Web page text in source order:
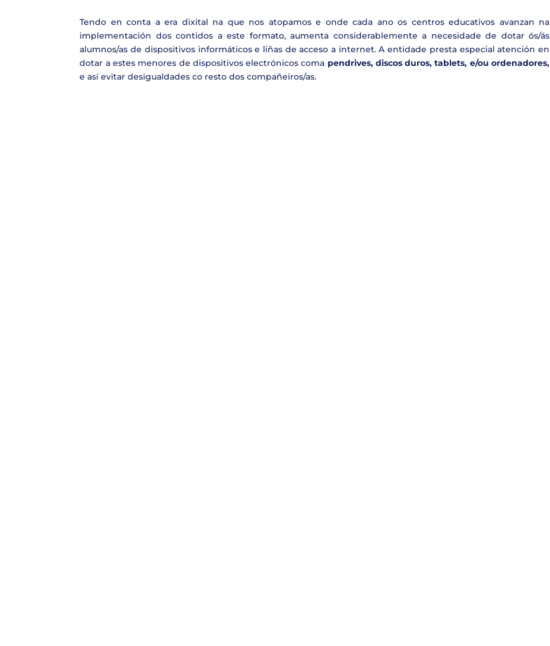
Tendo en conta a era dixital na que nos atopamos e onde cada ano os centros educativos avanzan na
implementación dos contidos a este formato, aumenta considerablemente a necesidade de dotar ós/ás
alumnos/as de dispositivos informáticos e liñas de acceso a internet. A entidade presta especial atención en
dotar a estes menores de dispositivos electrónicos coma pendrives, discos duros, tablets, e/ou ordenadores,
e así evitar desigualdades co resto dos compañeiros/as.